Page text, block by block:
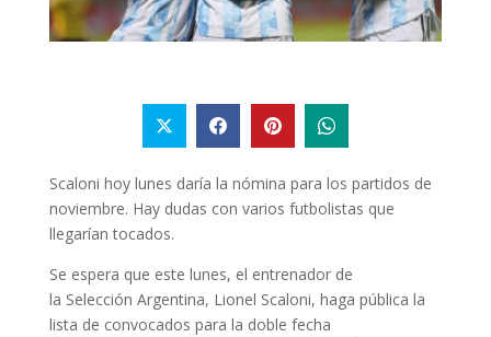
Scaloni hoy lunes daría la nómina para los partidos de
noviembre. Hay dudas con varios futbolistas que
llegarían tocados.
Se espera que este lunes, el entrenador de
la Selección Argentina, Lionel Scaloni, haga pública la
lista de convocados para la doble fecha